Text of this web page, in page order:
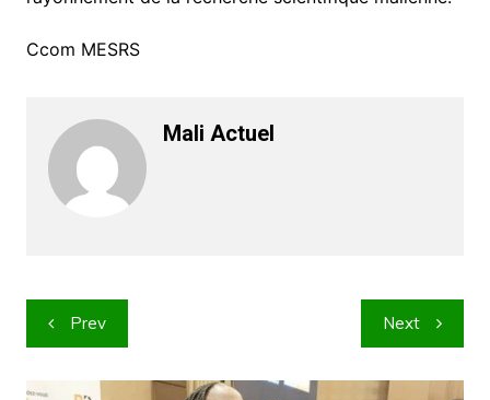
Ccom MESRS
Mali Actuel
Navigation
de
l’article
Prev Next